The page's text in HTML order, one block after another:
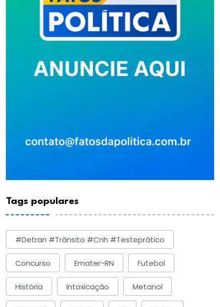
Tags populares
#detran #trânsito #cnh #testeprático
Concurso Emater-RN Futebol
História Intoxicação Metanol